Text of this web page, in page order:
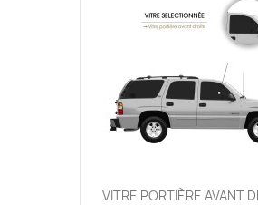
VITRE PORTIÈRE AVANT